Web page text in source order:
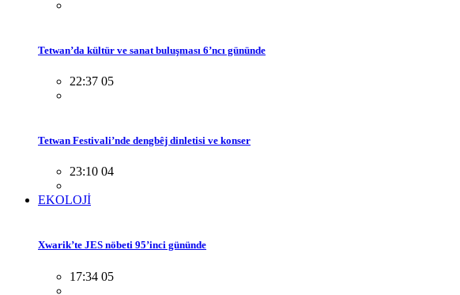
Tetwan’da kültür ve sanat buluşması 6’ncı gününde
22:37 05
Tetwan Festivali’nde dengbêj dinletisi ve konser
23:10 04
EKOLOJİ
Xwarik’te JES nöbeti 95’inci gününde
17:34 05